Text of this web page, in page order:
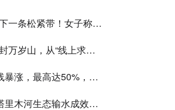
一条松紧带！女子称名
万岁山，从“线上求
暴涨，最高达50%，家
里木河生态输水成效，